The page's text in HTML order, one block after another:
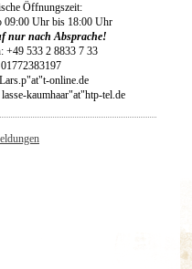
Öffnungszeit:
09:00 Uhr bis 18:00 Uhr
nur nach Absprache!
+49 533 2 8833 7 33
online.de
kaumhaar"at"htp-tel.de